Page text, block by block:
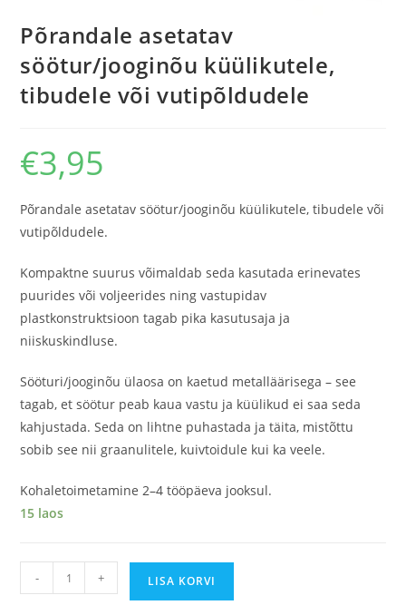
Põrandale asetatav
söötur/jooginõu küülikutele,
tibudele või vutipõldudele
€3,95
Põrandale asetatav söötur/jooginõu küülikutele, tibudele või
vutipõldudele.
Kompaktne suurus võimaldab seda kasutada erinevates
puurides või voljeerides ning vastupidav
plastkonstruktsioon tagab pika kasutusaja ja
niiskuskindluse.
Sööturi/jooginõu ülaosa on kaetud metalläärisega – see
tagab, et söötur peab kaua vastu ja küülikud ei saa seda
kahjustada. Seda on lihtne puhastada ja täita, mistõttu
sobib see nii graanulitele, kuivtoidule kui ka veele.
Kohaletoimetamine 2–4 tööpäeva jooksul.
15 laos
- + LISA KORVI